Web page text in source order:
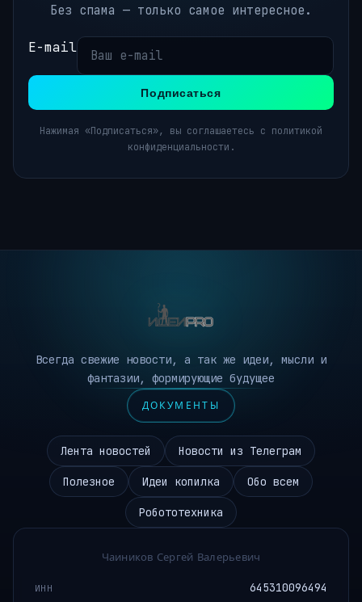
Без спама — только самое интересное.
E-mail
Подписаться
Нажимая «Подписаться», вы соглашаетесь с политикой
конфиденциальности.
Всегда свежие новости, а так же идеи, мысли и
фантазии, формирующие будущее
ДОКУМЕНТЫ
Лента новостей Новости из Телеграм
Полезное Идеи копилка Обо всем
Робототехника
Чаиников Сергей Валерьевич
ИНН 645310096494